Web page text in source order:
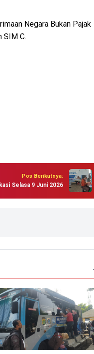
Negara Bukan Pajak
SIM C.
Pos Berikutnya:
Selasa 9 Juni 2026